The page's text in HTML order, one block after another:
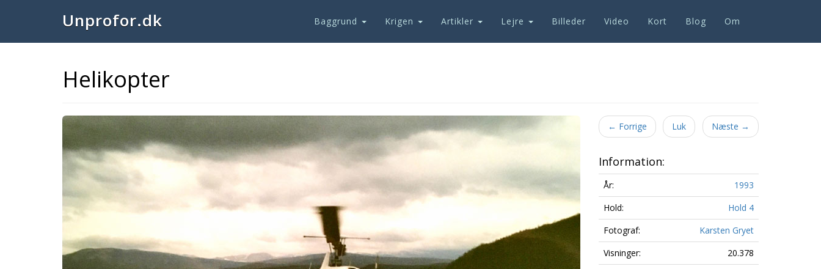
Unprofor.dk Baggrund Krigen Artikler Lejre Billeder Video Kort Blog Om
Helikopter
Previous ← Forrige Luk Næste →
Information:
År:
1993
Hold:
Hold 4
Fotograf:
Karsten Gryet
Visninger:
20.378